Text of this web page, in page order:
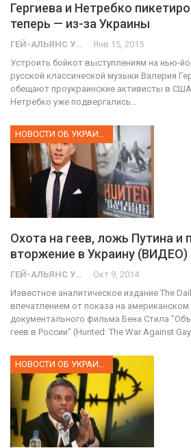
Гергиева и Нетребко
теперь — из-за Украины
ГЕЙ-АЛЬЯНС УКРАИНА Янв 15, 2015
Устроить бойкот выступлениям на нью-
русской классической музыки Валерия
обещают проукраинские активисты в
Нетребко уже подвергались…
НОВОСТИ ОБ УКРАИНЕ
Охота на геев, ложь Путина и
вторжение в Украину (ВИДЕО)
ГЕЙ-АЛЬЯНС УКРАИНА Окт 9, 2014
Известное аналитическое издание The
впечатлением от показа на
документального фильма Бена Стила
геев в России" (Hunted: The War Against